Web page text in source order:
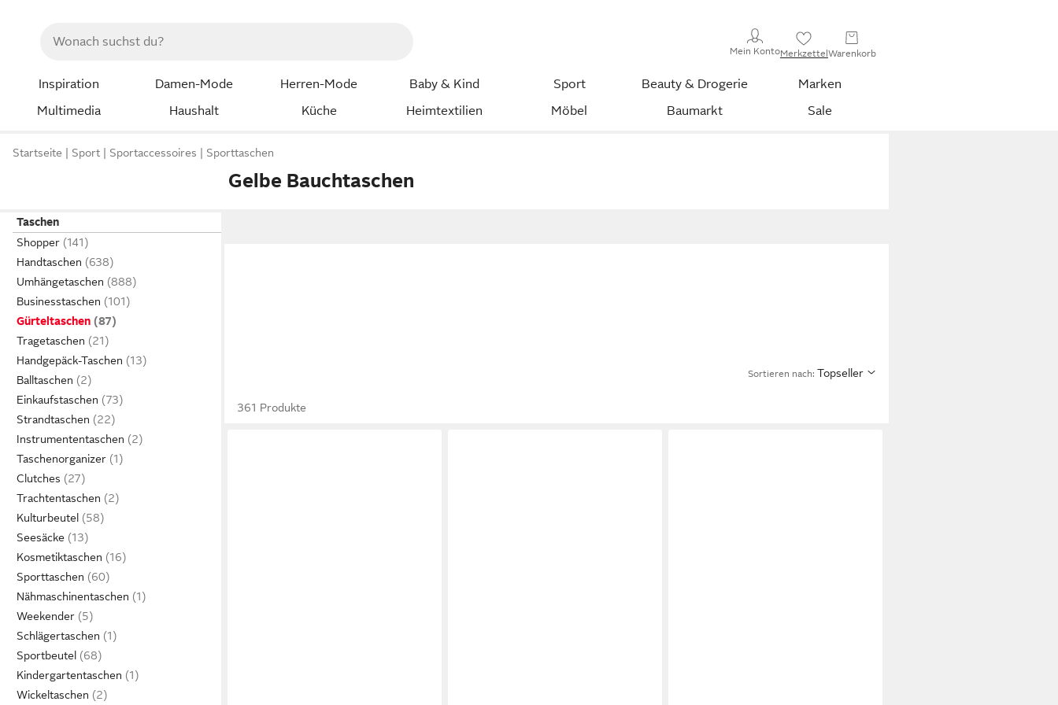
Mein KontoMerkzettelWarenkorb
Inspiration Damen-Mode Herren-Mode Baby & Kind Sport Beauty & Drogerie
Marken
Multimedia
Haushalt Küche Heimtextilien Möbel Baumarkt Sale
Startseite Sport Sportaccessoires Sporttaschen
Gelbe Bauchtaschen
Taschen
Shopper
Handtaschen
Umhängetaschen
Businesstaschen
Gürteltaschen
Tragetaschen
Handgepäck-Taschen
Balltaschen
Einkaufstaschen
Strandtaschen
Instrumententaschen
Taschenorganizer
Clutches
Trachtentaschen
Kulturbeutel
Seesäcke
Kosmetiktaschen
Sporttaschen
Nähmaschinentaschen
Weekender
Schlägertaschen
Sportbeutel
Kindergartentaschen
Wickeltaschen
Sortieren nach: Topseller
361 Produkte